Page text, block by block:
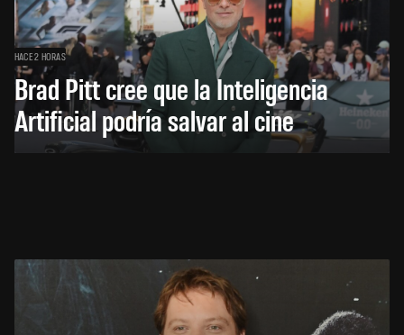
HACE 2 HORAS
Brad Pitt cree que la Inteligencia
Artificial podría salvar al cine